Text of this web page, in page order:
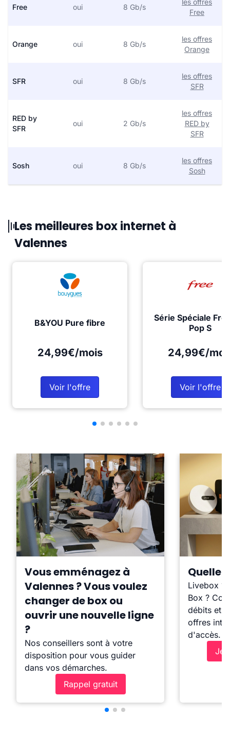
Free oui 8 Gb/s
les offres
Free
Orange oui 8 Gb/s
les offres
Orange
SFR oui 8 Gb/s
les offres
SFR
RED by
SFR
oui 2 Gb/s
les offres
RED by
SFR
Sosh oui 8 Gb/s
les offres
Sosh
Les meilleures box internet à
Valennes
B&YOU Pure fibre
24,99€/mois
Voir l'offre
Série Spéciale
Pop S
24,99€/
Voir l'offre
Vous emménagez à
Valennes ? Vous voulez
changer de box ou
ouvrir une nouvelle ligne
?
Nos conseillers sont à votre
disposition pour vous guider
dans vos démarches.
Rappel gratuit
Quelle
Livebox ?
Box ?
débits et
offres
d'accès.
Je